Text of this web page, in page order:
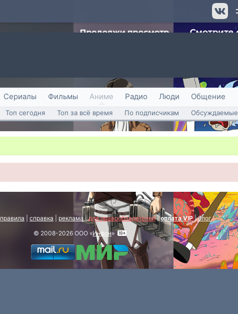
Сериалы Фильмы Аниме Радио Люди Общение
Топ сегодня Топ за всё время По подписчикам Обсуждаемые
правила справка реклама|для правообладателей|оплата VIP|блог
© 2008-2026 ООО «Инфон»